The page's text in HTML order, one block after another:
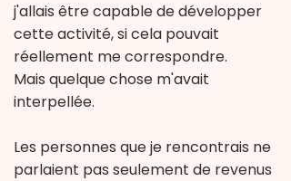
j'allais être capable de développer
cette activité,si cela pouvait
réellement me correspondre.
Mais quelque chose m'avait
interpellée.
Les personnes que je rencontrais ne
parlaient pas seulement de revenus